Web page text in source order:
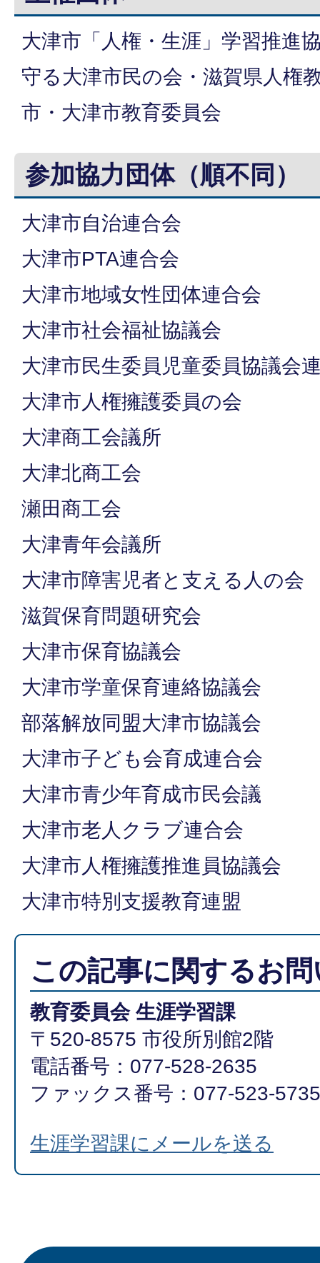
大津市「人権・生涯」学習推進
守る大津市民の会・滋賀県人権
市・大津市教育委員会
参加協力団体（順不同）
大津市自治連合会
大津市PTA連合会
大津市地域女性団体連合会
大津市社会福祉協議会
大津市民生委員児童委員協議会
大津市人権擁護委員の会
大津商工会議所
大津北商工会
瀬田商工会
大津青年会議所
大津市障害児者と支える人の会
滋賀保育問題研究会
大津市保育協議会
大津市学童保育連絡協議会
部落解放同盟大津市協議会
大津市子ども会育成連合会
大津市青少年育成市民会議
大津市老人クラブ連合会
大津市人権擁護推進員協議会
大津市特別支援教育連盟
この記事に関するお
教育委員会 生涯学習課
〒520-8575 市役所別館2階
電話番号：077-528-2635
ファックス番号：077-523-5735
生涯学習課にメールを送る